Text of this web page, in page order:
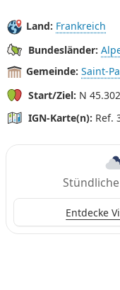
Land: Frankreich
Bundesländer:
Gemeinde: Saint-
Start/Ziel: N
IGN-Karte(n): Ref.
Entdecke